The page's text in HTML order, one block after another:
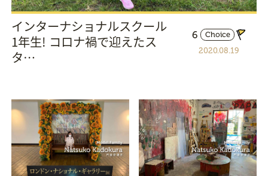
インターナショナルスクール
1年生! コロナ禍で迎えたス
タ…
6
Choice
2020.08.19